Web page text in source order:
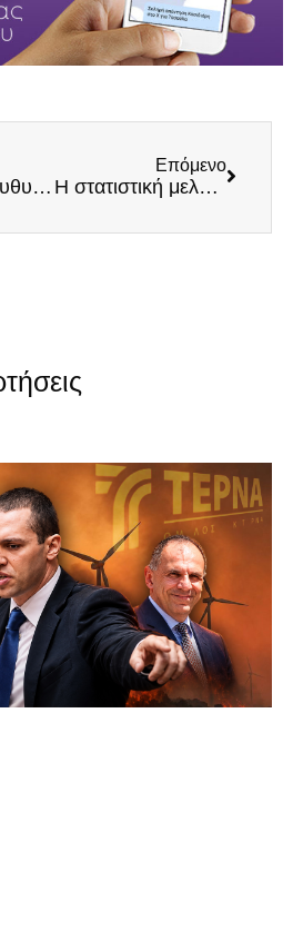
Αδίστακτοι: Ευθυγράμμιση ΕΛΙΑΜΕΠ με την τουρκική ρητορική
Επόμενο
Η στατιστική μελέτη των αριθμών και η αλήθεια